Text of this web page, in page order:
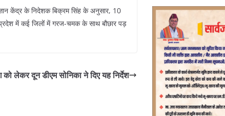
केंद्र के निदेशक बिक्रम सिंह के अनुसार, 10
में कई जिलों में गरज-चमक के साथ बौछार पड़
लेकर दून डीएम सोनिका ने दिए यह निर्देश